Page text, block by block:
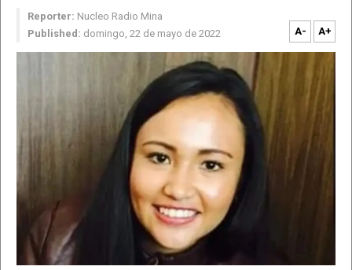
Reporter: Nucleo Radio Mina
Published: domingo, 22 de mayo de 2022 A- A+